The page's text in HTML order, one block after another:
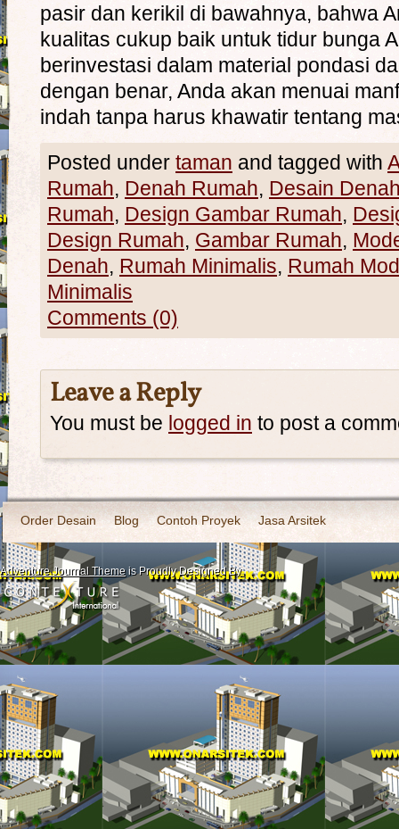
pasir dan kerikil di bawahnya, bahwa
kualitas cukup baik untuk tidur bunga
berinvestasi dalam material pondasi
dengan benar, Anda akan menuai
indah tanpa harus khawatir tentang
Posted under taman and tagged with
Rumah, Denah Rumah, Desain
Rumah, Design Gambar Rumah,
Design Rumah, Gambar Rumah,
Denah, Rumah Minimalis, Rumah
Minimalis
Comments (0)
Leave a Reply
You must be logged in to post a
Order Desain Blog Contoh Proyek Jasa Arsitek
Adventure Journal Theme is Proudly Designed By